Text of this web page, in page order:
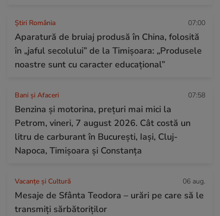
Știri România 07:00
Aparatură de bruiaj produsă în China, folosită
în „jaful secolului” de la Timișoara: „Produsele
noastre sunt cu caracter educațional”
Bani și Afaceri 07:58
Benzina și motorina, prețuri mai mici la
Petrom, vineri, 7 august 2026. Cât costă un
litru de carburant în București, Iași, Cluj-
Napoca, Timișoara și Constanța
Vacanțe și Cultură 06 aug.
Mesaje de Sfânta Teodora – urări pe care să le
transmiți sărbătoriților